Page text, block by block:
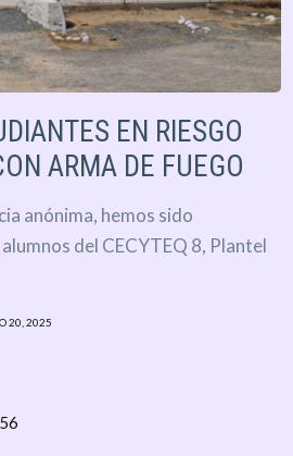
EN RIESGO
ARMA DE FUEGO
anónima, hemos sido
del CECYTEQ 8, Plantel
20, 2025